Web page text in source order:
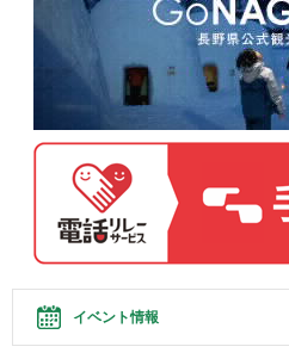
イベント情報